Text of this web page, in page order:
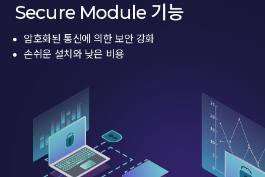
Secure Module 기능
암호화된 통신에 의한 보안 강화
손쉬운 설치와 낮은 비용